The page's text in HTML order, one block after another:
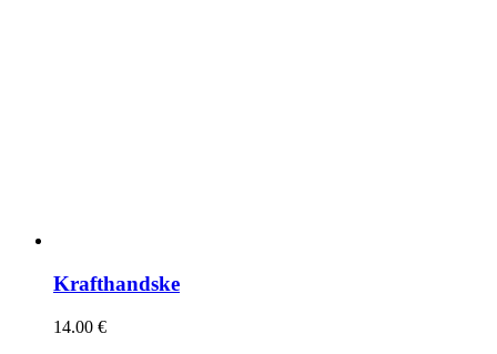
Krafthandske
14.00 €